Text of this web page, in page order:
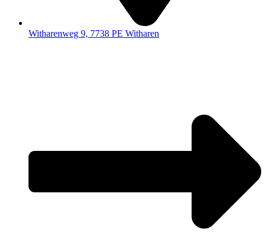
Witharenweg 9, 7738 PE Witharen